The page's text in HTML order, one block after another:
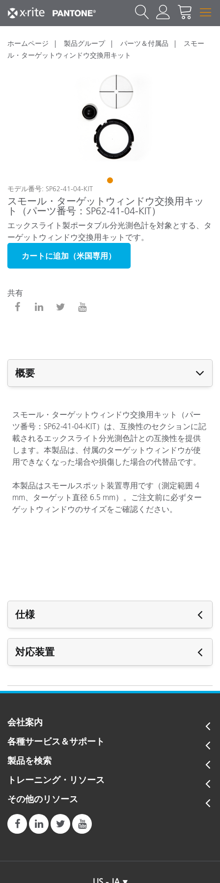
ホームページ 製品グループ パーツ＆付属品
スモー
ル・ターゲットウィンドウ交換用キット
1
モデル番号: SP62-41-04-KIT
スモール・ターゲットウィンドウ交換用キッ
ト（パーツ番号：SP62-41-04-KIT）
エックスライト製ポータブル分光測色計を対象とする、タ
ーゲットウィンドウ交換用キットです。
カートに追加（米国専用）
共有
概要
スモール・ターゲットウィンドウ交換用キット（パー
ツ番号：SP62-41-04-KIT）は、互換性のセクションに記
載されるエックスライト分光測色計との互換性を提供
します。本製品は、付属のターゲットウィンドウが使
用できなくなった場合や損傷した場合の代替品です。
本製品はスモールスポット装置専用です（測定範囲 4
mm、ターゲット直径 6.5 mm）。ご注文前に必ずター
ゲットウィンドウのサイズをご確認ください。
仕様
仕様
タイプ
Target Window Hole
Includes
Target Window Outer Diameter
対応装置
The following X-Rite devices are compatible with the small
target window replacement kit (SP62-41-04-KIT):
Portable Spectrophotometers:
Ci52Sxxx instruments)
Ci6x Series
SP6X Series ( SP60 /SP62/
SP62Sxx and dual aperture SP64xx instruments)
会社案内
各種サービス＆サポート
製品を検索
トレーニング・リソース
その他のリソース